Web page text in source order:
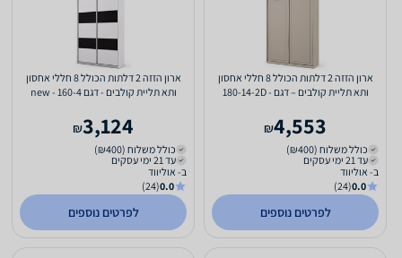
ארון הזזה 2 דלתות הכולל 8 חללי אחסון
ותא תליית קולבים – דגם 180-14-2D -
4,553
₪
כולל משלוח (₪400)
עד 21 ימי עסקים
ב- אוליווד
0.0
(24)
לפרטים נוספים
ארון הזזה 2 דלתות הכולל 8 חללי אחסון
ותא תליית קולבים - דגם 160-4 - new
3,124
₪
כולל משלוח (₪400)
עד 21 ימי עסקים
ב- אוליווד
0.0
(24)
לפרטים נוספים